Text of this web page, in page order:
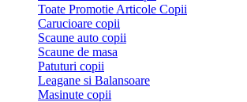
Toate Promotie Articole Copii
Carucioare copii
Scaune auto copii
Scaune de masa
Patuturi copii
Leagane si Balansoare
Masinute copii